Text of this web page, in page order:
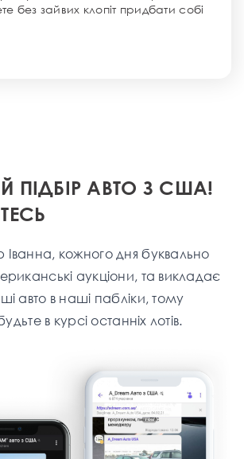
без зайвих клопіт придбати собі
ПІДБІР АВТО З США!
кожного дня буквально
аукціони, та викладає
aвто в наші пабліки, тому
в курсі останніх лотів.